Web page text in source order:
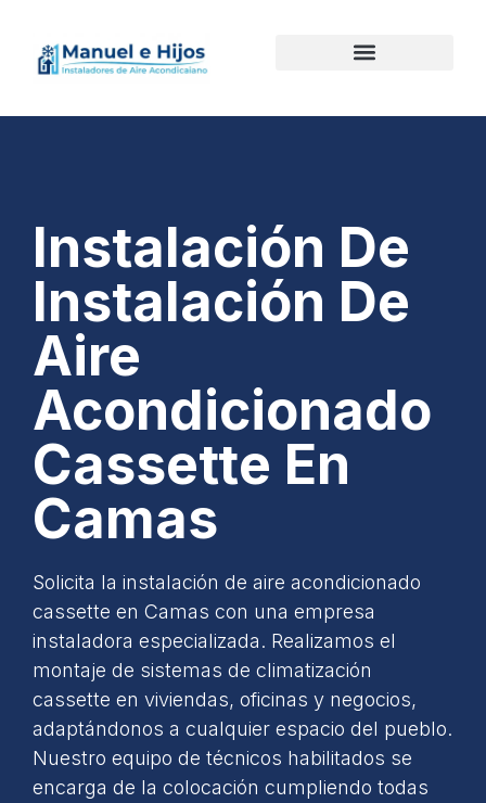
Instalación De
Instalación De
Aire
Acondicionado
Cassette En
Camas
Solicita la instalación de aire acondicionado
cassette en Camas con una empresa
instaladora especializada. Realizamos el
montaje de sistemas de climatización
cassette en viviendas, oficinas y negocios,
adaptándonos a cualquier espacio del pueblo.
Nuestro equipo de técnicos habilitados se
encarga de la colocación cumpliendo todas